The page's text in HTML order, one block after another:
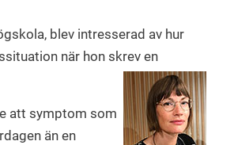
blev intresserad av hur
när hon skrev en
att symptom som
än en